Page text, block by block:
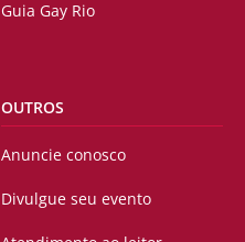
Guia Gay Rio
OUTROS
Anuncie conosco
Divulgue seu evento